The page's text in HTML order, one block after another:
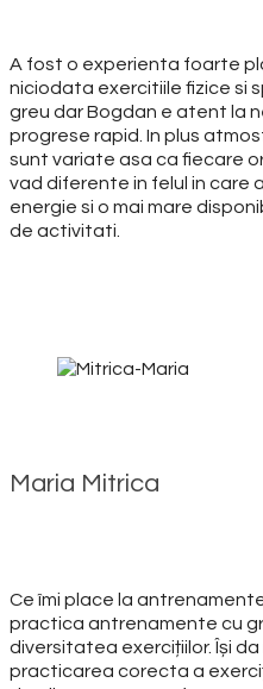
A fost o experienta foarte
niciodata exercitiile fizice si
greu dar Bogdan e atent la
progrese rapid. In plus
sunt variate asa ca fiecare
vad diferente in felul in care
energie si o mai mare
de activitati.
Maria Mitrica
Ce îmi place la
practica antrenamente cu
diversitatea exercițiilor. Își
practicarea corecta a